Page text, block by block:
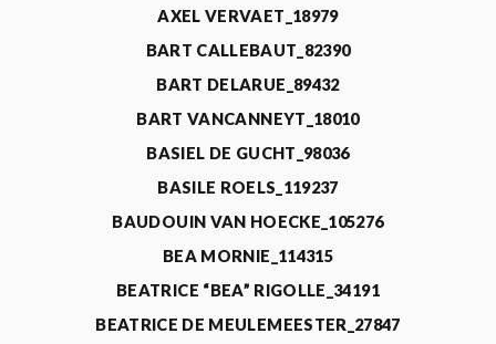
AXEL VERVAET_18979
BART CALLEBAUT_82390
BART DELARUE_89432
BART VANCANNEYT_18010
BASIEL DE GUCHT_98036
BASILE ROELS_119237
BAUDOUIN VAN HOECKE_105276
BEA MORNIE_114315
BEATRICE “BEA” RIGOLLE_34191
BEATRICE DE MEULEMEESTER_27847